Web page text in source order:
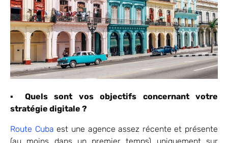
▪ Quels sont vos objectifs concernant votre
stratégie digitale ?
Route Cuba est une agence assez récente et présente